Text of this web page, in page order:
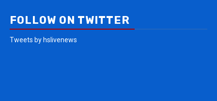
FOLLOW ON TWITTER
Tweets by hslivenews